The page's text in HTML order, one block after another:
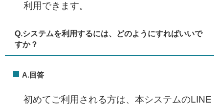
利用できます。
Q.システムを利用するには、どのようにすればいいで
すか？
A.回答
初めてご利用される方は、本システムのLINE